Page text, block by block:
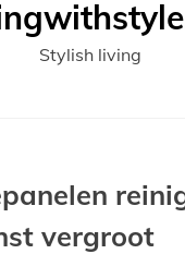
Stylish living
vergroot